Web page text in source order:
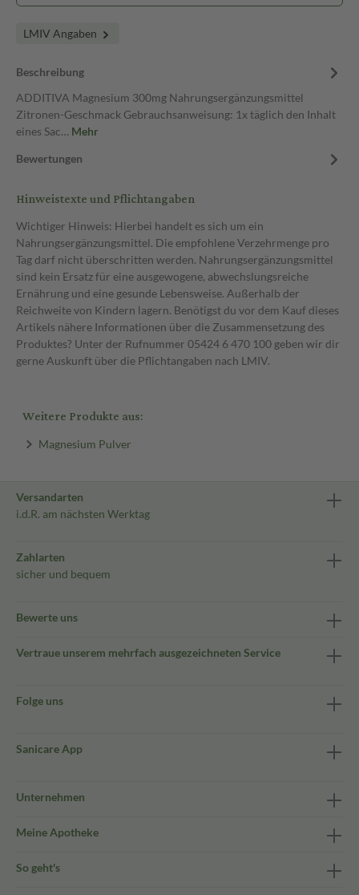
LMIV Angaben
Beschreibung
ADDITIVA Magnesium 300mg Nahrungsergänzungsmittel
Zitronen-Geschmack Gebrauchsanweisung: 1x täglich den Inhalt
eines Sac… Mehr
Bewertungen
Hinweistexte und Pflichtangaben
Wichtiger Hinweis: Hierbei handelt es sich um ein
Nahrungsergänzungsmittel. Die empfohlene Verzehrmenge pro
Tag darf nicht überschritten werden. Nahrungsergänzungsmittel
sind kein Ersatz für eine ausgewogene, abwechslungsreiche
Ernährung und eine gesunde Lebensweise. Außerhalb der
Reichweite von Kindern lagern. Benötigst du vor dem Kauf dieses
Artikels nähere Informationen über die Zusammensetzung des
Produktes? Unter der Rufnummer 05424 6 470 100 geben wir dir
gerne Auskunft über die Pflichtangaben nach LMIV.
Weitere Produkte aus:
Magnesium Pulver
Versandarten
i.d.R. am nächsten Werktag
Zahlarten
sicher und bequem
Bewerte uns
Vertraue unserem mehrfach ausgezeichneten Service
Folge uns
Sanicare App
Unternehmen
Meine Apotheke
So geht's